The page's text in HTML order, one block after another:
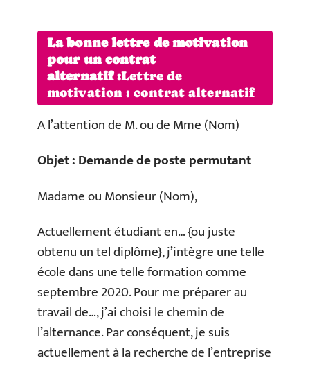
La bonne lettre de motivation
pour un contrat
alternatif :Lettre de
motivation : contrat alternatif
A l’attention de M. ou de Mme (Nom)
Objet :Demande de poste permutant
Madame ou Monsieur (Nom),
Actuellement étudiant en… {ou juste
obtenu un tel diplôme}, j’intègre une telle
école dans une telle formation comme
septembre 2020. Pour me préparer au
travail de…, j’ai choisi le chemin de
l’alternance. Par conséquent, je suis
actuellement à la recherche de l’entreprise